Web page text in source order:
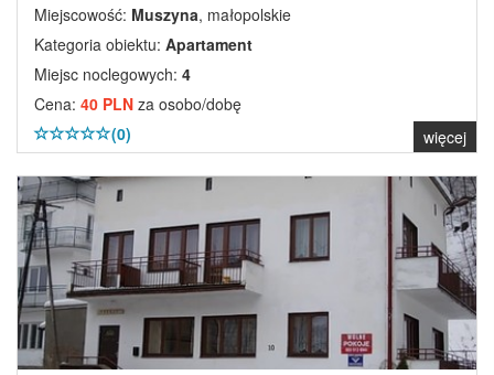
Miejscowość: Muszyna, małopolskie
Kategoria obiektu: Apartament
Miejsc noclegowych: 4
Cena: 40 PLN za osobo/dobę
(0)
więcej